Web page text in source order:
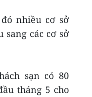
nhiều cơ sở
các cơ sở
sạn có 80
tháng 5 cho